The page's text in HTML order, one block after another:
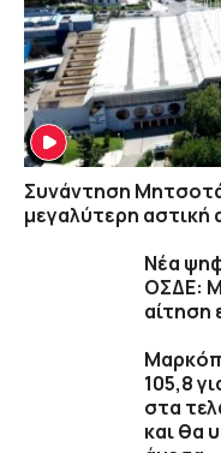
Συνάντηση
μεγαλύτερη
Νέα
ΟΣΔΕ:
αίτηση
105,8
στα
και θα